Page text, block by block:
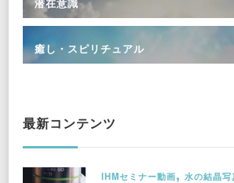
癒し・スピリチュアル
最新コンテンツ
IHMセミナー動画 水の結晶写